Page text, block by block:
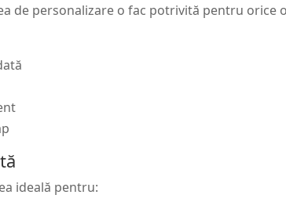
de personalizare o fac potrivită pentru orice
ideală pentru: